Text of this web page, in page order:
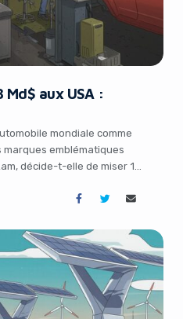
Md$ aux USA :
mondiale comme
emblématiques
décide-t-elle de miser 13
question intrigue, alors
Dans un récent
[…]